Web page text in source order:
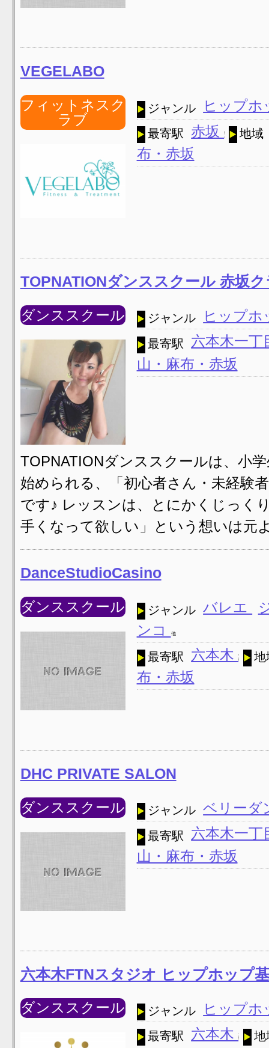
VEGELABO
フィットネスク
ラブ
ジャンル ヒップ
最寄駅 赤坂 地域
布・赤坂
TOPNATIONダンススクール 赤坂
ダンススクール ジャンル ヒップホ
最寄駅
六本木一
山・麻布・赤坂
TOPNATIONダンススクールは、小
始められる、「初心者さん・未経験
です♪ レッスンは、とにかくじっく
手くなって欲しい」という想いは
DanceStudioCasino
ダンススクール ジャンル バレエ
ンコ
他
最寄駅 六本木 地
布・赤坂
DHC PRIVATE SALON
ダンススクール ジャンル ベリーダ
最寄駅
六本木一
山・麻布・赤坂
六本木FTNスタジオ ヒップホップ
ダンススクール ジャンル ヒップ
最寄駅 六本木 地